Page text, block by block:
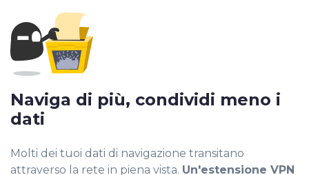
Molti dei tuoi dati di navigazione transitano
attraverso la rete in piena vista. Un'estensione VPN
Naviga di più, condividi meno i
dati